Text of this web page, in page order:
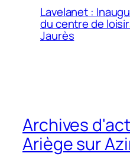
Lavelanet :
du centre de
Jaurès
Archives
Ariège sur